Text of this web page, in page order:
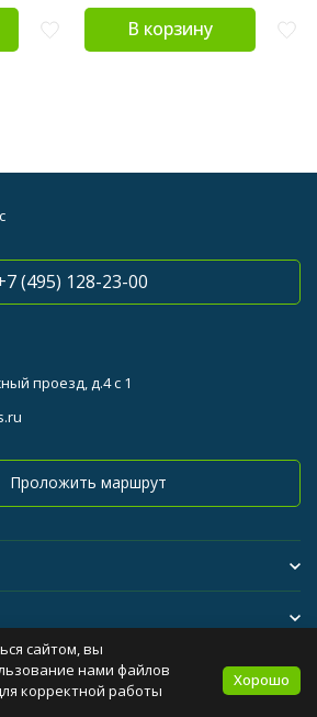
В корзину
(495) 128-23-00
проезд, д.4 с 1
Проложить маршрут
сайтом, вы
нами файлов
корректной работы
Хорошо